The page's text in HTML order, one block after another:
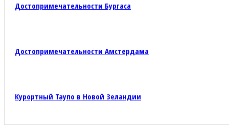
Достопримечательности Бургаса
Достопримечательности Амстердама
Курортный Таупо в Новой Зеландии